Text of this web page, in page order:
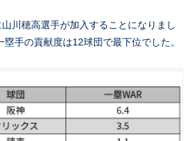
川穂高選手が加入することになりまし
手の貢献度は12球団で最下位でした。